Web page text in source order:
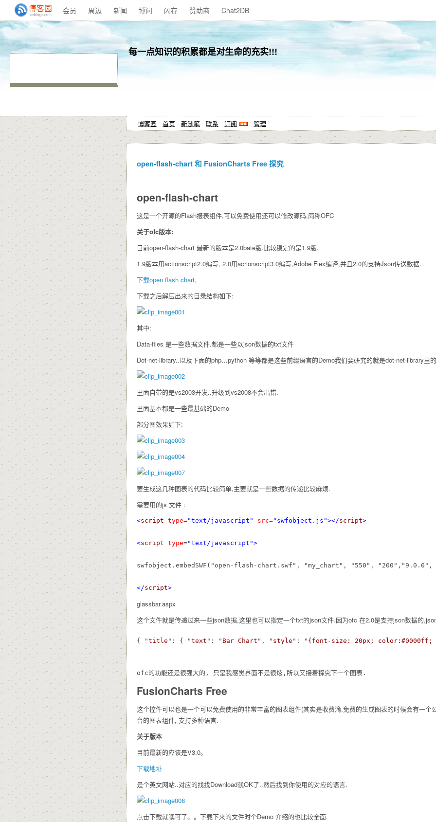
会员 周边 新闻 博问 闪存 赞助商 Chat2DB
每一点知识的积累都是对生命的充实!!!
博客园 首页 新随笔 联系 订阅 管理
open-flash-chart 和 FusionCharts Free 探究
open-flash-chart
这是一个开源的Flash报表组件,可以免费使用还可以修改源码,简称OFC
关于ofc版本:
目前open-flash-chart 最新的版本是2.0bate版.比较稳定的是1.9版.
1.9版本用actionscript2.0编写, 2.0用acrionscript3.0编写,Adobe Flex编译,并且2.0的支持Json传送数据.
下载open flash chart,
下载之后解压出来的目录结构如下:
其中:
Data-files 是一些数据文件.都是一些以json数据的txt文件
Dot-net-library..以及下面的php…python 等等都是这些前缀语言的Demo我们要研究的就是dot-net-library里
里面自带的是vs2003开发..升级到vs2008不会出错.
里面基本都是一些最基础的Demo
部分图效果如下:
要生成这几种图表的代码比较简单,主要就是一些数据的传递比较麻烦.
需要用的js 文件 :
<script type="text/javascript" src="swfobject.js"></script>
<script type="text/javascript">
swfobject.embedSWF("open-flash-chart.swf", "my_chart", "550",
</script>
glassbar.aspx
这个文件就是传递过来一些json数据,这里也可以指定一个txt的json文件.因为ofc 在2.0是支持json数据的
{ "title ": { "text ": " Bar Chart ", " style ": " {font-size: 20px;
ofc的功能还是很强大的, 只是我感觉界面不是很炫,所以又接着探究下一个图表.
FusionCharts Free
这个控件可以也是一个可以免费使用的非常丰富的图表组件(其实是收费滴,免费的生成图表的时候会有一
台的图表组件, 支持多种语言.
关于版本
目前最新的应该是V3.0。
下载地址
是个英文网站..对应的找找Download就OK了..然后找到你使用的对应的语言.
点击下载就噢可了。。下载下来的文件时个Demo 介绍的也比较全面.